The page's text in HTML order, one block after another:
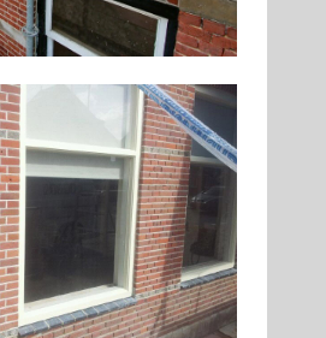
39
VOORGEVEL RIJNSBURG
Gevelrenovatie,
Snijvoeg, Voegen
43